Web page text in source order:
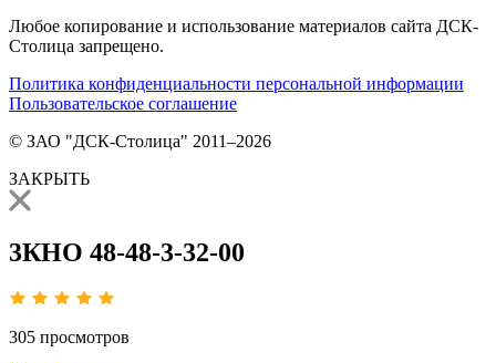
Любое копирование и использование материалов сайта ДСК-
Столица запрещено.
Политика конфиденциальности персональной информации
Пользовательское соглашение
© ЗАО "ДСК-Столица" 2011–2026
ЗАКРЫТЬ
3КНО 48-48-3-32-00
305 просмотров